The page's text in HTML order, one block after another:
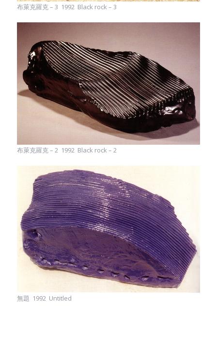
布萊克羅克 – 3 1992 Black rock – 3
布萊克羅克 – 2 1992 Black rock – 2
無題 1992 Untitled